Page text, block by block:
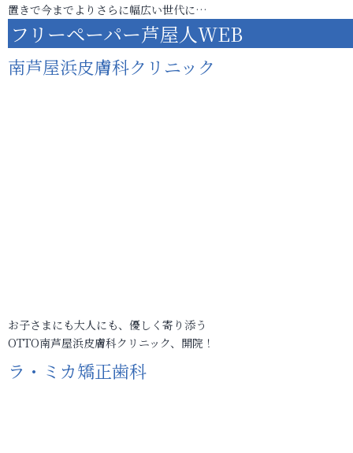
置きで今までよりさらに幅広い世代に…
フリーペーパー芦屋人WEB
南芦屋浜皮膚科クリニック
お子さまにも大人にも、優しく寄り添う
OTTO南芦屋浜皮膚科クリニック、開院！
ラ・ミカ矯正歯科